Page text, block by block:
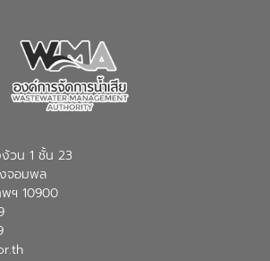
(อจน.) มาผสานกับประสบการณ์และ
เทคโนโลยีโครงข่ายน้ำครบวงจรในพื้นที่ EEC
ของอีสท์ วอเตอร์ เพื่อร่วมกันศึกษา
เทคโนโลยีการปรับปรุงคุณภาพน้ำ (Water
Reuse) และพัฒนารูปแบบการดำเนินงาน
ใช้น้ำที่พุ่งสูงขึ้นจากการขยายตัวของ
การองค์การจัดการน้ำเสีย กล่าวถึงภารกิจ
ง้วน 1 ชั้น 23
จอมพล
พฯ 10900